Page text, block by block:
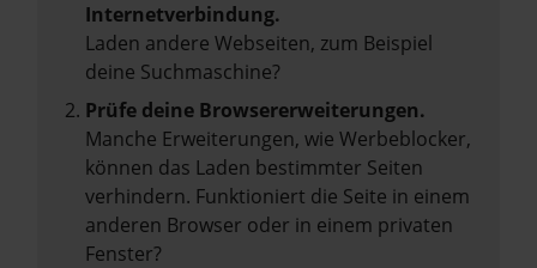
Internetverbindung.
Laden andere Webseiten, zum Beispiel
deine Suchmaschine?
Prüfe deine Browsererweiterungen.
Manche Erweiterungen, wie Werbeblocker,
können das Laden bestimmter Seiten
verhindern. Funktioniert die Seite in einem
anderen Browser oder in einem privaten
Fenster?